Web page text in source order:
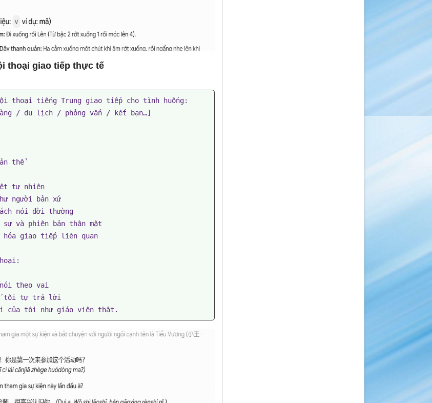
thoại giao tiếp thực tế
thoại tiếng Trung giao tiếp cho tình huống:
/ du lịch / phỏng vấn / kết bạn…]
thể
tự nhiên
người bản xứ
nói đời thường
và phiên bản thân mật
giao tiếp liên quan
theo vai
tôi tự trả lời
của tôi như giáo viên thật.